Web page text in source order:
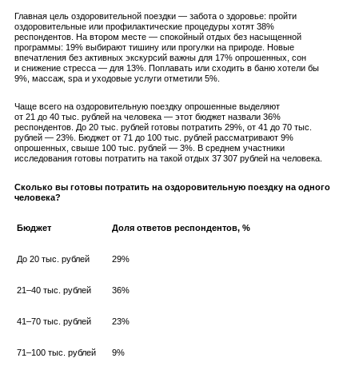
Главная цель оздоровительной поездки — забота о здоровье: пройти
оздоровительные или профилактические процедуры хотят 38%
респондентов. На втором месте — спокойный отдых без насыщенной
программы: 19% выбирают тишину или прогулки на природе. Новые
впечатления без активных экскурсий важны для 17% опрошенных, сон
и снижение стресса — для 13%. Поплавать или сходить в баню хотели бы
9%, массаж, spa и уходовые услуги отметили 5%.
Чаще всего на оздоровительную поездку опрошенные выделяют
от 21 до 40 тыс. рублей на человека — этот бюджет назвали 36%
респондентов. До 20 тыс. рублей готовы потратить 29%, от 41 до 70 тыс.
рублей — 23%. Бюджет от 71 до 100 тыс. рублей рассматривают 9%
опрошенных, свыше 100 тыс. рублей — 3%. В среднем участники
исследования готовы потратить на такой отдых 37 307 рублей на человека.
Сколько вы готовы потратить на оздоровительную поездку на одного
человека?
Бюджет Доля ответов респондентов, %
До 20 тыс. рублей 29%
21–40 тыс. рублей 36%
41–70 тыс. рублей 23%
71–100 тыс. рублей 9%